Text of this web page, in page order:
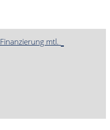
Finanzierung mtl.